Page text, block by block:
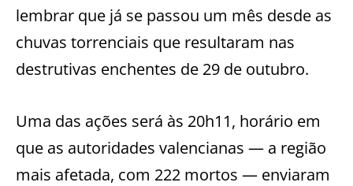
lembrar que já se passou um mês desde as
chuvas torrenciais que resultaram nas
destrutivas enchentes de 29 de outubro.
Uma das ações será às 20h11, horário em
que as autoridades valencianas — a região
mais afetada, com 222 mortos — enviaram